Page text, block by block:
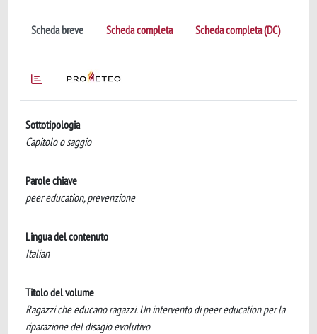
Scheda breve Scheda completa Scheda completa (DC)
Sottotipologia
Capitolo o saggio
Parole chiave
peer education, prevenzione
Lingua del contenuto
Italian
Titolo del volume
Ragazzi che educano ragazzi. Un intervento di peer education per la
riparazione del disagio evolutivo